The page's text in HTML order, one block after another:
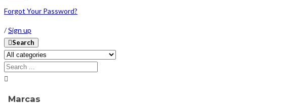
Forgot Your Password?
/Sign up
Search
Marcas